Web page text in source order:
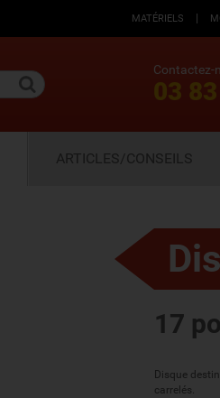
MATÉRIELS |
Contactez-
03
ARTICLES/CONSEILS
17
Disque
carrelés.